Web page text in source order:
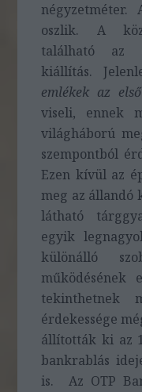
oszlik. A
található az
kiállítás.
emlékek az
viseli, ennek
világháború
szempontból
Ezen kívül az
meg az állandó
látható
egyik
különálló
működésének
tekinthetnek
érdekessége
állították ki az
bankrablás
is. Az OTP